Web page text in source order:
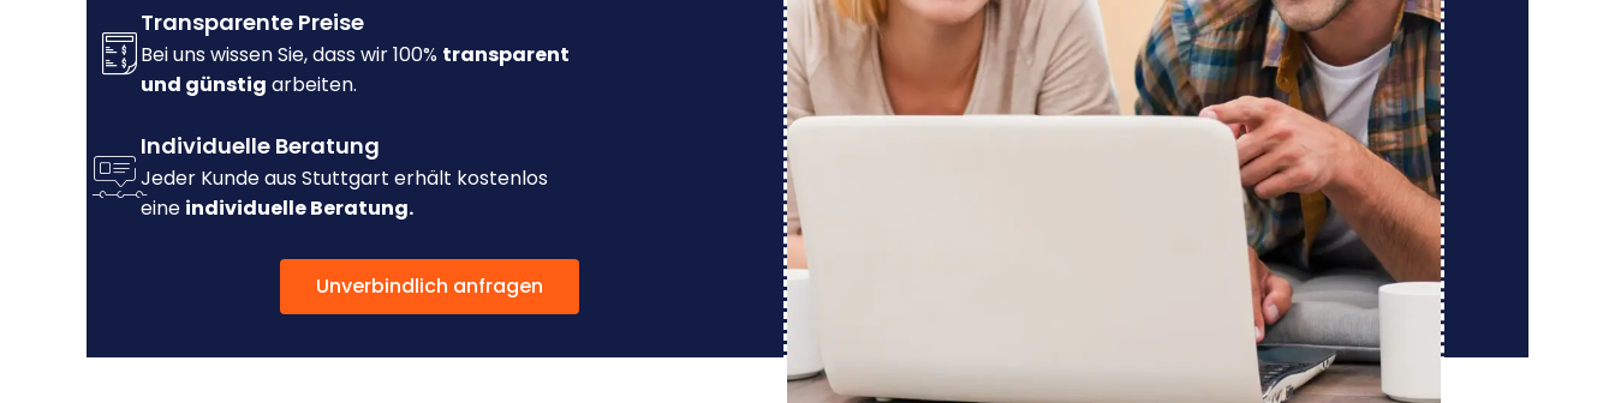
Transparente Preise
Bei uns wissen Sie, dass wir 100% transparent
und günstig arbeiten.
Individuelle Beratung
Jeder Kunde aus Stuttgart erhält kostenlos
eine individuelle Beratung.
Unverbindlich anfragen